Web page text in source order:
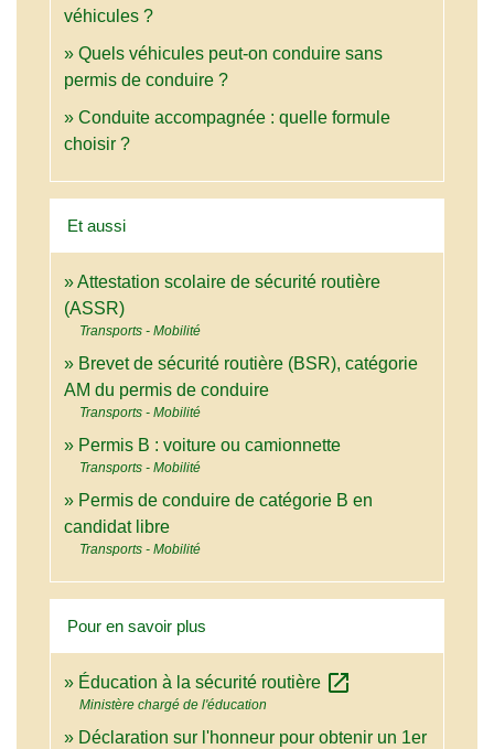
véhicules ?
Quels véhicules peut-on conduire sans
permis de conduire ?
Conduite accompagnée : quelle formule
choisir ?
Et aussi
Attestation scolaire de sécurité routière
(ASSR)
Transports - Mobilité
Brevet de sécurité routière (BSR), catégorie
AM du permis de conduire
Transports - Mobilité
Permis B : voiture ou camionnette
Transports - Mobilité
Permis de conduire de catégorie B en
candidat libre
Transports - Mobilité
Pour en savoir plus
Éducation à la sécurité routière open_in_new
Ministère chargé de l'éducation
Déclaration sur l'honneur pour obtenir un 1er